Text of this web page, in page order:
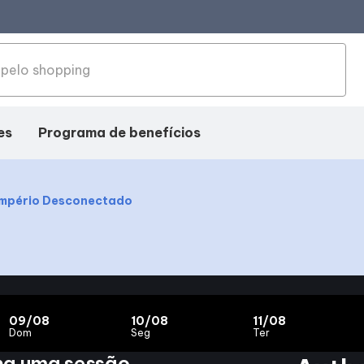
Programa de benefícios
Desconectado
09/08
Dom
10/08
Seg
11/08
Ter